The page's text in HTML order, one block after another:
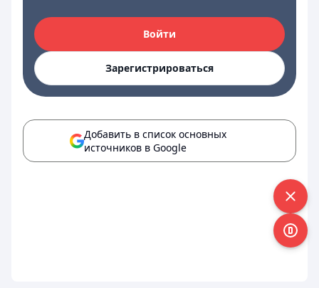
Войти
Зарегистрироваться
Добавить в список основных
источников в Google